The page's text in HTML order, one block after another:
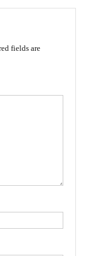
fields are